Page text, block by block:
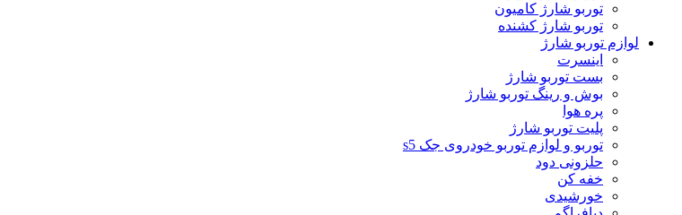
توربو شارژ کامیون
توربو شارژ کشنده
لوازم توربو شارژ
اینسرت
بست توربو شارژ
بوش و رینگ توربو شارژ
پره هوا
پلیت توربو شارژ
توربو و لوازم توربو خودروی جک s5
حلزونی دود
خفه کن
خورشیدی